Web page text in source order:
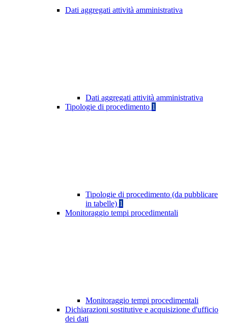
Dati aggregati attività amministrativa
Dati aggregati attività amministrativa
Tipologie di procedimento 1
Tipologie di procedimento (da pubblicare
in tabelle) 1
Monitoraggio tempi procedimentali
Monitoraggio tempi procedimentali
Dichiarazioni sostitutive e acquisizione d'ufficio
dei dati